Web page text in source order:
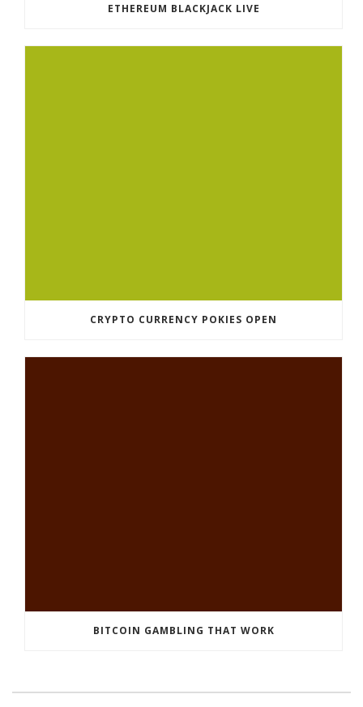
ETHEREUM BLACKJACK LIVE
CRYPTO CURRENCY POKIES OPEN
BITCOIN GAMBLING THAT WORK